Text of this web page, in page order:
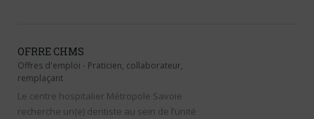
OFRRE CHMS
Offres d'emploi - Praticien, collaborateur,
remplaçant
Le centre hospitalier Métropole Savoie
recherche un(e) dentiste au sein de l’unité